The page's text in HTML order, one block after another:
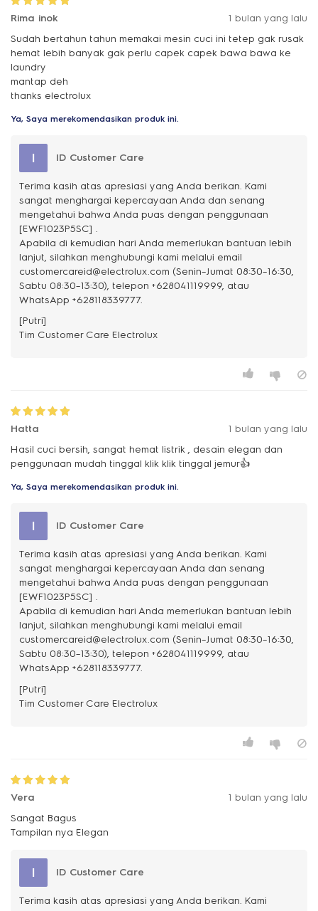
Rima inok
1 bulan yang lalu
Sudah bertahun tahun memakai mesin cuci ini tetep gak rusak
hemat lebih banyak gak perlu capek capek bawa bawa ke
laundry
mantap deh
thanks electrolux
Ya, Saya merekomendasikan produk ini.
I ID Customer Care
Terima kasih atas apresiasi yang Anda berikan. Kami
sangat menghargai kepercayaan Anda dan senang
mengetahui bahwa Anda puas dengan penggunaan
[EWF1023P5SC] .
Apabila di kemudian hari Anda memerlukan bantuan lebih
lanjut, silahkan menghubungi kami melalui email
customercareid@electrolux.com (Senin–Jumat 08:30–16:30,
Sabtu 08:30–13:30), telepon +628041119999, atau
WhatsApp +628118339777.
[Putri]
Hatta
1 bulan yang lalu
Hasil cuci bersih, sangat hemat listrik , desain elegan dan
penggunaan mudah tinggal klik klik tinggal jemur👍
Ya, Saya merekomendasikan produk ini.
I ID Customer Care
Terima kasih atas apresiasi yang Anda berikan. Kami
sangat menghargai kepercayaan Anda dan senang
mengetahui bahwa Anda puas dengan penggunaan
[EWF1023P5SC] .
Apabila di kemudian hari Anda memerlukan bantuan lebih
lanjut, silahkan menghubungi kami melalui email
customercareid@electrolux.com (Senin–Jumat 08:30–16:30,
Sabtu 08:30–13:30), telepon +628041119999, atau
WhatsApp +628118339777.
[Putri]
Vera
1 bulan yang lalu
Sangat Bagus
Tampilan nya Elegan
I ID Customer Care
Terima kasih atas apresiasi yang Anda berikan. Kami